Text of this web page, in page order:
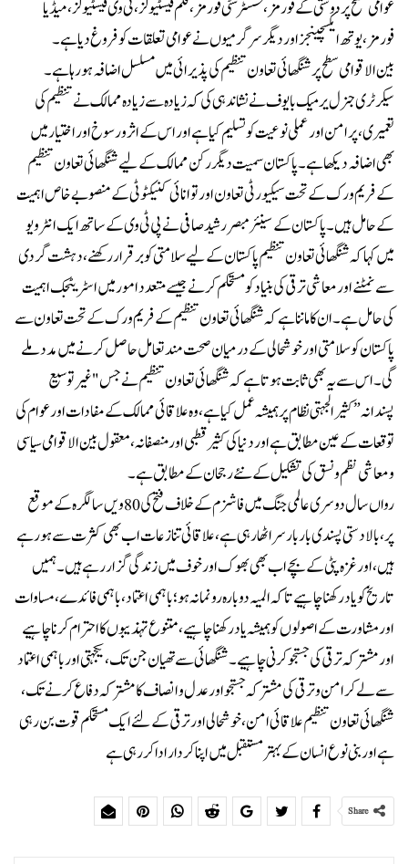
عوامی سطح پر دوستی کے فورمز، سسٹر سٹی فورمز، فلم فیسٹیولز، ٹی وی فیسٹیولز، میڈیا
فورمز، یوتھ ایکسچینجز اور دیگر سرگرمیوں نے عوامی تعلقات کو فروغ دیا ہے۔
بین الاقوامی سطح پر شنگھائی تعاون تنظیم کی پذیرائی میں مسلسل اضافہ ہو رہا ہے۔
سیکرٹری جنرل یرمیک بایوف نے نشاندہی کی کہ زیادہ سے زیادہ ممالک نے تنظیم کی
تعمیری ، پرامن اور عملی نوعیت کو تسلیم کیا ہے اور اس کے اثر و رسوخ اور اختیار میں
بھی اضافہ دیکھا ہے۔ پاکستان سمیت دیگر رکن ممالک کے لیے شنگھائی تعاون تنظیم
کے فریم ورک کے تحت سیکیورٹی تعاون اور توانائی کنیکٹوٹی کے منصوبے خاص اہمیت
کے حامل ہیں۔ پاکستان کے سینئر مبصر رشید صافی نے پی ٹی وی کے ساتھ ایک انٹرویو
میں کہا کہ شنگھائی تعاون تنظیم پاکستان کے لیے سلامتی کو برقرار رکھنے، دہشت گردی
سے نمٹنے اور معاشی ترقی کی بنیاد کو مستحکم کرنے جیسے متعدد امور میں اسٹریٹجک اہمیت
کی حامل ہے ۔ ان کا ماننا ہے کہ شنگھائی تعاون تنظیم کے فریم ورک کے تحت تعاون سے
پاکستان کو سلامتی اور خوشحالی کے درمیان صحت مند تعامل حاصل کرنے میں مدد ملے
گی۔ اس سے یہ بھی ثابت ہوتا ہے کہ شنگھائی تعاون تنظیم نے جس "غیر توسیع
پسندانہ” کثیرالجہتی نظام پر ہمیشہ عمل کیا ہے، وہ علاقائی ممالک کے مفادات اور عوام کی
توقعات کے عین مطابق ہے اور دنیا کی کثیر قطبی اور منصفانہ، معقول بین الاقوامی سیاسی
و معاشی نظم و نسق کی تشکیل کے نئے رجحان کے مطابق ہے۔
رواں سال دوسری عالمی جنگ میں فاشزم کے خلاف فتح کی 80ویں سالگرہ کے موقع
پر، بالادستی پسندی بار بار سر اٹھا رہی ہے، علاقائی تنازعات اب بھی کثرت سے ہو رہے
ہیں، اور غزہ پٹی کے بچے اب بھی بھوک اور خوف میں زندگی گزار رہے ہیں۔ ہمیں
تاریخ کو یاد رکھنا چاہیے تاکہ المیہ دوبارہ رونما نہ ہو؛ باہمی اعتماد، باہمی فائدے، مساوات
اور مشاورت کے اصولوں کو ہمیشہ یاد رکھنا چاہیے، متنوع تہذیبوں کا احترام کرنا چاہیے
اور مشترکہ ترقی کی جستجو کرنی چاہیے۔شنگھائی سے تھیان جن تک، یکجہتی اور باہمی اعتماد
سے لے کر امن و ترقی کی مشترکہ جستجو اور عدل و انصاف کا مشترکہ دفاع کرنے تک،
شنگھائی تعاون تنظیم علاقائی امن، خوشحالی اور ترقی کے لئے ایک مستحکم قوت بن رہی
ہے اور بنی نوع انسان کے بہتر مستقبل میں اپنا کردار ادا کر رہی ہے
Share